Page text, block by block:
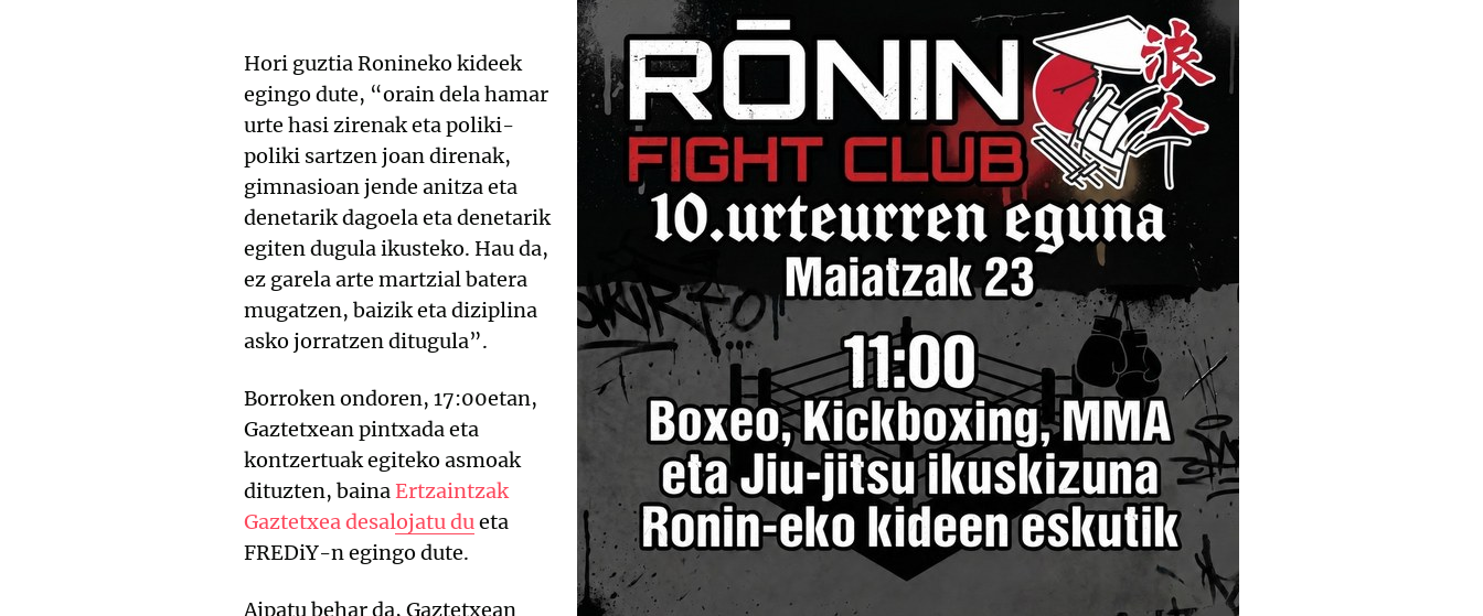
Hori guztia Ronineko kideek
egingo dute, “orain dela hamar
urte hasi zirenak eta poliki-
poliki sartzen joan direnak,
gimnasioan jende anitza eta
denetarik dagoela eta denetarik
egiten dugula ikusteko. Hau da,
ez garela arte martzial batera
mugatzen, baizik eta diziplina
asko jorratzen ditugula”.
Borroken ondoren, 17:00etan,
Gaztetxean pintxada eta
kontzertuak egiteko asmoak
dituzten, baina Ertzaintzak
Gaztetxea desalojatu du eta
FREDiY-n egingo dute.
Aipatu behar da, Gaztetxean